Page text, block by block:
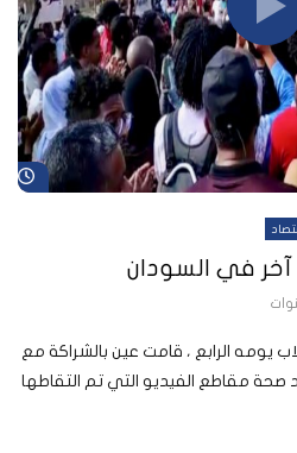
آخر في السودان
الانقلاب يومه الرابع ، قامت عين بالشراكة مع
صحة مقاطع الفيديو التي تم التقاطها